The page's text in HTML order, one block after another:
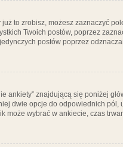
to zrobisz, możesz zaznaczyć
Twoich postów, poprzez
postów poprzez
ankiety” znajdującą się poniżej
dwie opcje do odpowiednich
może wybrać w ankiecie, czas